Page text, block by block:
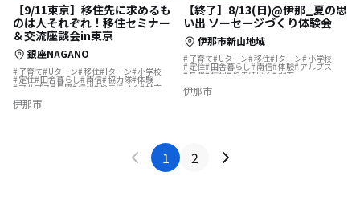
【9/11東京】移住先に求めるも
のは人それぞれ！移住セミナー
＆交流座談会in東京
銀座NAGANO
子育て Uターン 移住 Iターン 小学校
定住 田舎暮らし 南信 協力隊 体験
アルプス 長野 信州 やまほいく 地方
伊那市
【終了】8/13(日)@伊那_夏の思
い出 ソーセージづくり体験会
伊那市新山地域
子育て Uターン 移住 Iターン 小学校
定住 田舎暮らし 南信 体験 アルプス
長野 信州 やまほいく 地方
伊那市
1 2